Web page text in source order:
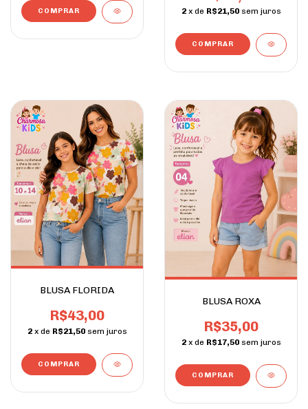
COMPRAR 2 x de R$21,50 sem juros
COMPRAR
BLUSA FLORIDA
R$43,00
2 x de R$21,50 sem juros
COMPRAR
BLUSA ROXA
R$35,00
2 x de R$17,50 sem juros
COMPRAR